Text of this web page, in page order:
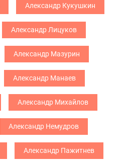
Александр Кукушкин
Александр Лицуков
Александр Мазурин
Александр Манаев
Александр Михайлов
Александр Немудров
Александр Пажитнев